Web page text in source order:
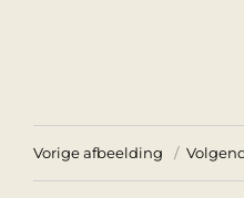
Vorige afbeelding